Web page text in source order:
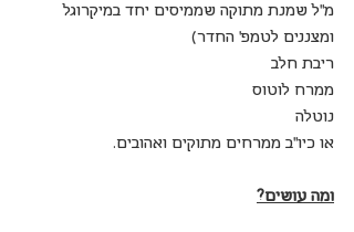
מ"ל שמנת מתוקה שממיסים יחד במיקרוגל
ומצננים לטמפ' החדר)
ריבת חלב
ממרח לוטוס
נוטלה
או כיו"ב ממרחים מתוקים ואהובים.
ומה עושים?